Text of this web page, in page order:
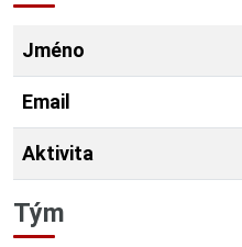
Jméno
Email
Aktivita
Tým